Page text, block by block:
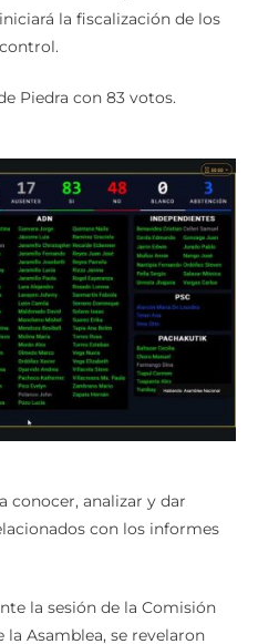
la fiscalización de los
Piedra con 83 votos.
conocer, analizar y dar
con los informes
la sesión de la Comisión
Asamblea, se revelaron